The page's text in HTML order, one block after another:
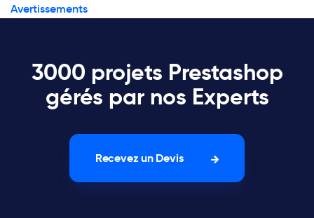
Avertissements
3000 projets Prestashop
gérés par nos Experts
Recevez un Devis